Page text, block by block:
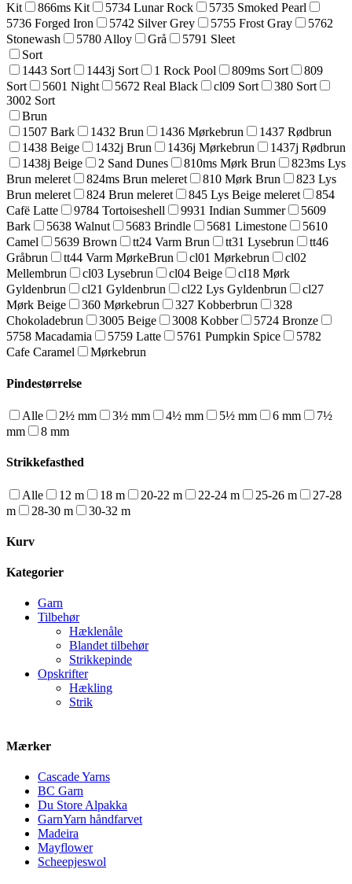
Kit
866ms Kit 5734 Lunar Rock
5735 Smoked Pearl
5736 Forged Iron
5742 Silver Grey 5755 Frost Gray
5762
Stonewash
5780 Alloy Grå
5791 Sleet
Sort
1443 Sort
1443j Sort 1 Rock Pool 809ms Sort
809
Sort
5601 Night 5672 Real Black cl09 Sort
380 Sort
3002 Sort
Brun
1507 Bark
1432 Brun 1436 Mørkebrun
1437 Rødbrun
1438 Beige
1432j Brun 1436j Mørkebrun
1437j Rødbrun
1438j Beige
2 Sand Dunes 810ms Mørk Brun
823ms Lys
Brun meleret
824ms Brun meleret 810 Mørk Brun
823 Lys
Brun meleret
824 Brun meleret 845 Lys Beige meleret
854
Cafë Latte
9784 Tortoiseshell 9931 Indian Summer
5609
Bark
5638 Walnut 5683 Brindle 5681 Limestone
5610
Camel
5639 Brown tt24 Varm Brun tt31 Lysebrun
tt46
Gråbrun
tt44 Varm MørkeBrun cl01 Mørkebrun
cl02
Mellembrun
cl03 Lysebrun cl04 Beige
cl18 Mørk
Gyldenbrun
cl21 Gyldenbrun cl22 Lys Gyldenbrun
cl27
Mørk Beige
360 Mørkebrun 327 Kobberbrun
328
Chokoladebrun
3005 Beige 3008 Kobber
5724 Bronze
5758 Macadamia
5759 Latte 5761 Pumpkin Spice
5782
Cafe Caramel
Mørkebrun
Pindestørrelse
Alle 2½ mm 3½ mm 4½ mm 5½ mm 6 mm
7½
mm
8 mm
Strikkefasthed
Alle 12 m 18 m 20-22 m 22-24 m 25-26 m
27-28
m
28-30 m 30-32 m
Kurv
Kategorier
Garn
Tilbehør
Hæklenåle
Blandet tilbehør
Strikkepinde
Opskrifter
Hækling
Strik
Mærker
Cascade Yarns
BC Garn
Du Store Alpakka
GarnYarn håndfarvet
Madeira
Mayflower
Scheepjeswol